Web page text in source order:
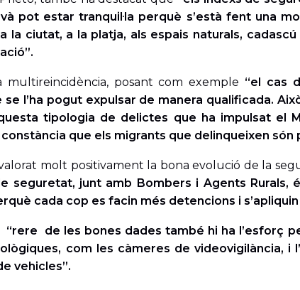
pot estar tranquil·la perquè s’està fent una
la ciutat, a la platja, als espais naturals,
posant com exemple “el cas
l’ha pogut expulsar de manera qualificada.
tipologia de delictes que ha impulsat el
que els migrants que delinqueixen
valorat molt positivament la bona evolució de la
seguretat, junt amb Bombers i Agents Rurals,
cada cop es facin més detencions i
“rere de les bones dades també hi ha l’esforç
com les càmeres de videovigilància, i
vehicles”.